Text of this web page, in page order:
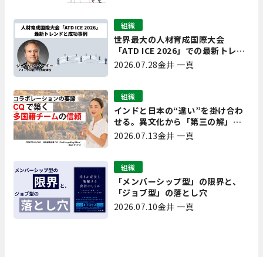
世界最大の人材育成国際大会
「ATD ICE 2026」での最新トレン
ドと成功事例｜「重要で実用的
な、日本にも合う」ホットトピッ
組織
2026.07.28金井 一真
インドと日本の“違い”を掛け合わ
せる。異文化から「第三の解」を
生み出す実践【現場を変えるCQ白
組織
2026.07.13金井 一真
「メンバーシップ型」の限界と、
「ジョブ型」の落とし穴
組織
2026.07.10金井 一真